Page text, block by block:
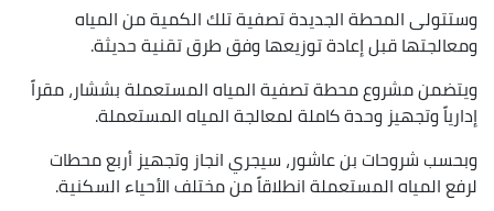
وستتولى المحطة الجديدة تصفية تلك الكمية من المياه
ومعالجتها قبل إعادة توزيعها وفق طرق تقنية حديثة.
ويتضمن مشروع محطة تصفية المياه المستعملة بششار، مقراً
إدارياً وتجهيز وحدة كاملة لمعالجة المياه المستعملة.
وبحسب شروحات بن عاشور، سيجري انجاز وتجهيز أربع محطات
لرفع المياه المستعملة انطلاقاً من مختلف الأحياء السكنية.